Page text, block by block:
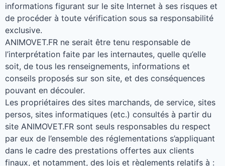
informations figurant sur le site Internet à ses risques et
de procéder à toute vérification sous sa responsabilité
exclusive.
ANIMOVET.FR ne serait être tenu responsable de
l’interprétation faite par les internautes, quelle qu’elle
soit, de tous les renseignements, informations et
conseils proposés sur son site, et des conséquences
pouvant en découler.
Les propriétaires des sites marchands, de service, sites
persos, sites informatiques (etc.) consultés à partir du
site ANIMOVET.FR sont seuls responsables du respect
par eux de l’ensemble des réglementations s’appliquant
dans le cadre des prestations offertes aux clients
finaux, et notamment, des lois et règlements relatifs à :